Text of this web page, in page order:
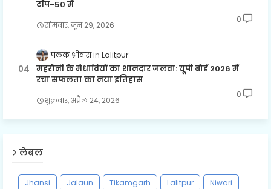
टॉप-50 में
सोमवार, जून 29, 2026
0
पलक श्रीवास Lalitpur
महरौनी के मेधावियों का शानदार जलवा: यूपी बोर्ड 2026 में
रचा सफलता का नया इतिहास
शुक्रवार, अप्रैल 24, 2026
0
लेबल
Jhansi Jalaun Tikamgarh Lalitpur
Niwari